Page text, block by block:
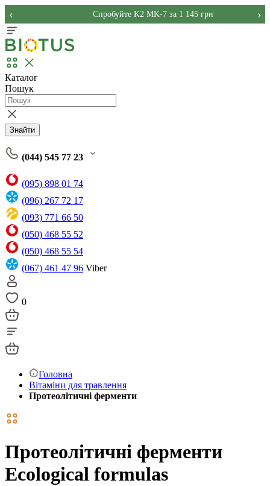
Спробуйте K2 MK-7 за 1 145 грн
‹ ›
Каталог
Пошук
Знайти
(044) 545 77 23
(095) 898 01 74
(096) 267 72 17
(093) 771 66 50
(050) 468 55 52
(050) 468 55 54
(067) 461 47 96 Viber
0
Головна
Вітаміни для травлення
Протеолітичні ферменти
Протеолітичні ферменти
Ecological formulas